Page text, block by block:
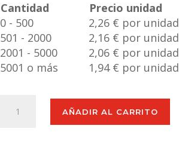
Cantidad
Precio unidad
0 - 500
2,26 € por unidad
501 - 2000
2,16 € por unidad
2001 - 5000
2,06 € por unidad
5001 o más
1,94 € por unidad
Duvan
AÑADIR AL CARRITO